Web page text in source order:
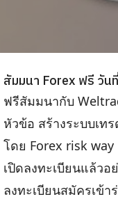
สัมมนา Forex ฟรี วั
ฟรีสัมมนากับ
หัวข้อ สร้างระบบเท
โดย Forex risk way
เปิดลงทะเบียนแล้ว
ลงทะเบียนสมัครเข้